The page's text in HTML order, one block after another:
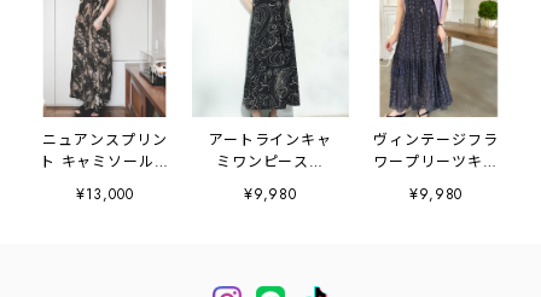
ニュアンスプリン
ト キャミソールロ
ングワンピース
2litr06293
¥13,000
アートラインキャ
ミワンピース
2litr06631
¥9,980
ヴィンテージフラ
ワープリーツキャ
ミワンピース
2litr03024
¥9,980